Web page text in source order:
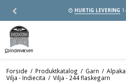
HURTIG LEVERING
Forside / Produktkatalog / Garn /
Vilja - Indiecita / Vilja - 244 flaskegarn